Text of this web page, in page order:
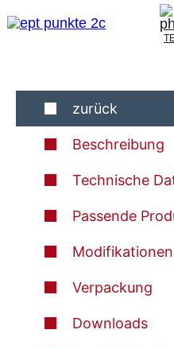
zurück
Beschreibung
Technische
Passende
Modifikationen
Verpackung
Downloads